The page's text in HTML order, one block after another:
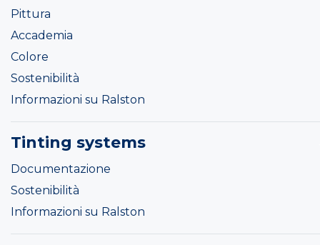
Pittura
Accademia
Colore
Sostenibilità
Informazioni su Ralston
Tinting systems
Documentazione
Sostenibilità
Informazioni su Ralston